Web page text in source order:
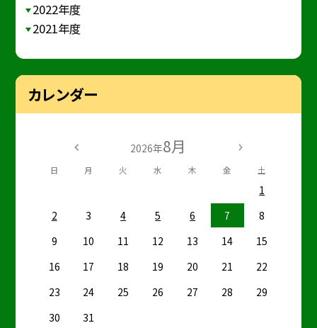
2022年度
2021年度
カレンダー
2026年8月
日 月 火 水 木 金 土
1
2
3 4 5 6 7
8
9
10 11 12 13 14
15
16
17 18 19 20 21
22
23
24 25 26 27 28
29
30
31